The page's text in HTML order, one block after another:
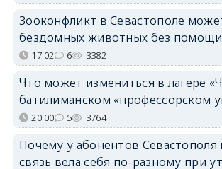
Зооконфликт в Севастополе
бездомных животных без помощи
17:02 6 3382
Что может измениться в лагере
батилиманском «профессорском
20:00 5 3764
Почему у абонентов Севастополя
связь вела себя по-разному при